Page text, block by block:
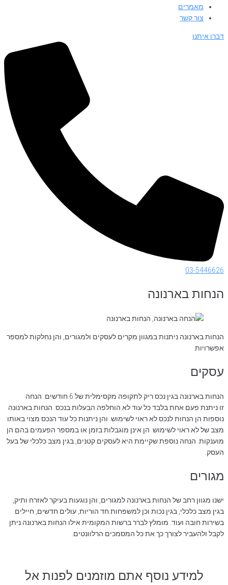
מאמרים
צור קשר
דברו איתנו
03-5446626
הנחות בארנונה
הנחות בארנונה ניתנות במגוון מקרים לעסקים ולמגורים, והן נחלקות למספר
אפשרויות.
עסקים
הנחות בארנונה בגין נכס ריק לתקופה מקסימלית של 6 חודשים. הנחה
זו ניתנת פעם אחת בלבד כל עוד לא הוחלפה הבעלות בנכס. הנחות בארנונה
נוספות הן הנחות לנכס לא ראוי לשימוש. והן ניתנות כל עוד הנכס מצוי באותו
מצב של לא ראוי לשימוש. הן אינן מוגבלות בזמן או במספר הפעמים בהם הן
מוענקות. הנחה נוספת שקיימת היא לעסקים קטנים, בגין מצב כלכלי של בעל
העסק.
מגורים
ישנו מגוון רחב של הנחות בארנונה למגורים, והן נוגעות בעיקר לאזרח ותיק,
בגין מצב כלכלי, בגין נכות וכן למשפחות חד הוריות, עולים חדשים, חיילים
בשירות חובה ועוד. מומלץ לברר ברשות המקומית אילו הנחות בארנונה ניתן
לקבל ולהעביר לצורך כך את כל המסמכים הרלוונטים.
למידע נוסף אתם מוזמנים לפנות אל